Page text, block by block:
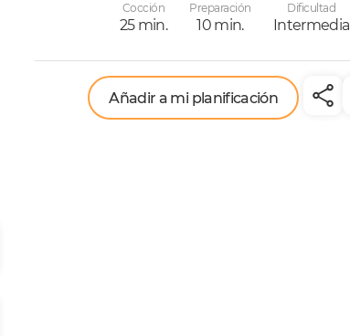
Cocción
25 min.
Preparación
10 min.
Dificultad
Intermedia
Añadir a mi planificación